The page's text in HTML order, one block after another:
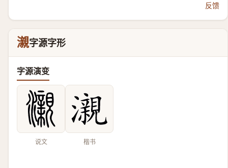
反馈
瀙字源字形
字源演变
说文 楷书